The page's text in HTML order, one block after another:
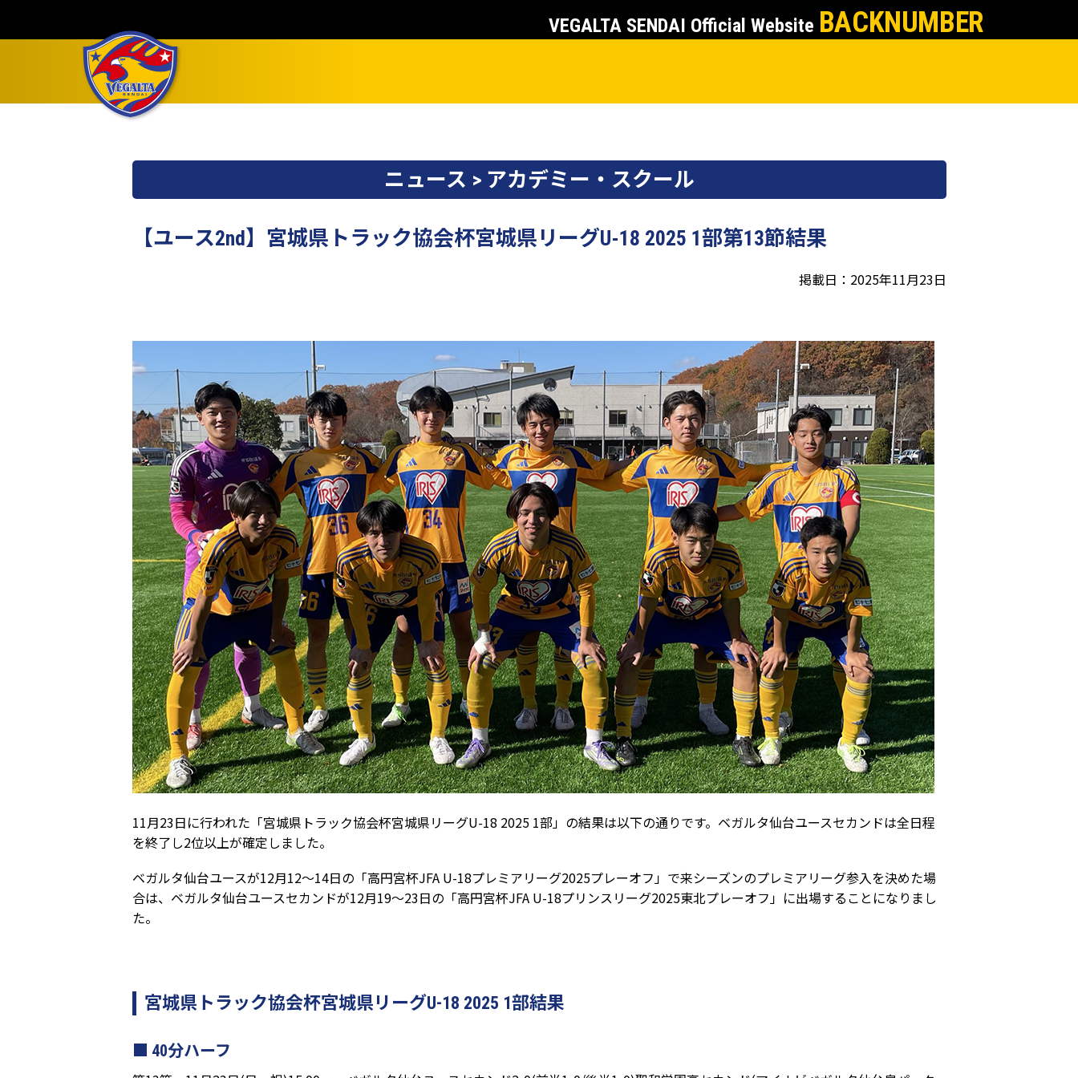
VEGALTA SENDAI Official Website BACKNUMBER
ニュース > アカデミー・スクール
【ユース2nd】宮城県トラック協会杯宮城県リーグU-18 2025 1部第13節結果
掲載日：2025年11月23日
11月23日に行われた「宮城県トラック協会杯宮城県リーグU-18 2025 1部」の結果は以下の通りです。ベガルタ仙台ユースセカンドは全日程
を終了し2位以上が確定しました。
ベガルタ仙台ユースが12月12～14日の「高円宮杯JFA U-18プレミアリーグ2025プレーオフ」で来シーズンのプレミアリーグ参入を決めた場
合は、ベガルタ仙台ユースセカンドが12月19～23日の「高円宮杯JFA U-18プリンスリーグ2025東北プレーオフ」に出場することになりまし
た。
宮城県トラック協会杯宮城県リーグU-18 2025 1部結果
40分ハーフ